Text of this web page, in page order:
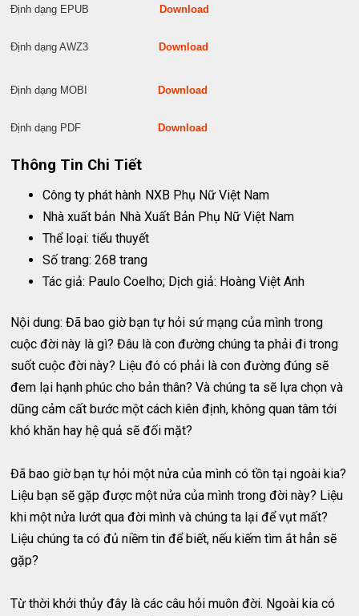
Định dạng EPUB Download
Định dạng AWZ3 Download
Định dạng MOBI Download
Định dạng PDF Download
Thông Tin Chi Tiết
Công ty phát hành NXB Phụ Nữ Việt Nam
Nhà xuất bản Nhà Xuất Bản Phụ Nữ Việt Nam
Thể loại: tiểu thuyết
Số trang: 268 trang
Tác giả: Paulo Coelho; Dịch giả: Hoàng Việt Anh
Nội dung: Đã bao giờ bạn tự hỏi sứ mạng của mình trong
cuộc đời này là gì? Đâu là con đường chúng ta phải đi trong
suốt cuộc đời này? Liệu đó có phải là con đường đúng sẽ
đem lại hạnh phúc cho bản thân? Và chúng ta sẽ lựa chọn và
dũng cảm cất bước một cách kiên định, không quan tâm tới
khó khăn hay hệ quả sẽ đối mặt?
Đã bao giờ bạn tự hỏi một nửa của mình có tồn tại ngoài kia?
Liệu bạn sẽ gặp được một nửa của mình trong đời này? Liệu
khi một nửa lướt qua đời mình và chúng ta lại để vụt mất?
Liệu chúng ta có đủ niềm tin để biết, nếu kiếm tìm ắt hẳn sẽ
gặp?
Từ thời khởi thủy đây là các câu hỏi muôn đời. Ngoài kia có